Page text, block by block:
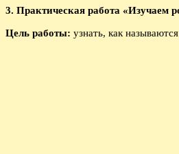
3. Практическая работа «Изучаем
Цель работы: узнать, как